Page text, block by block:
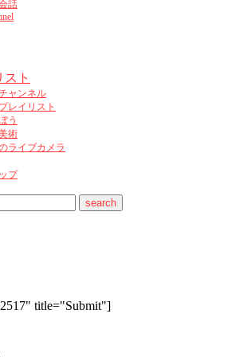
話
ト
ャンネル
レイリスト
う
術
ライブカメラ
プ
title="Submit"]